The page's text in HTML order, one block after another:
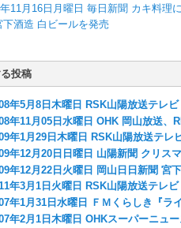
11月16日月曜日 毎日新聞 カキ料理
下酒造 白ビールを発売
投稿
年5月8日木曜日 RSK山陽放送テレ
年11月05日水曜日 OHK 岡山放送、
年1月29日木曜日 RSK山陽放送テレ
年12月20日日曜日 山陽新聞 クリス
年12月22日火曜日 岡山日日新聞 宮
年3月1日火曜日 RSK山陽放送テレ
年1月31日水曜日 ＦＭくらしき『ラ
年2月1日木曜日 OHKスーパーニュー